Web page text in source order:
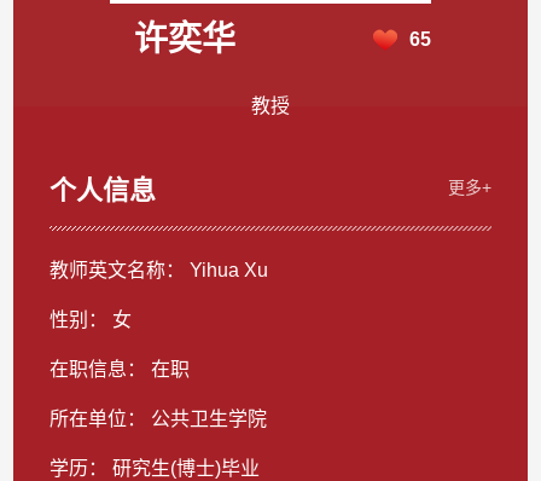
许奕华 65
教授
个人信息 更多+
教师英文名称： Yihua Xu
性别： 女
在职信息： 在职
所在单位： 公共卫生学院
学历： 研究生(博士)毕业